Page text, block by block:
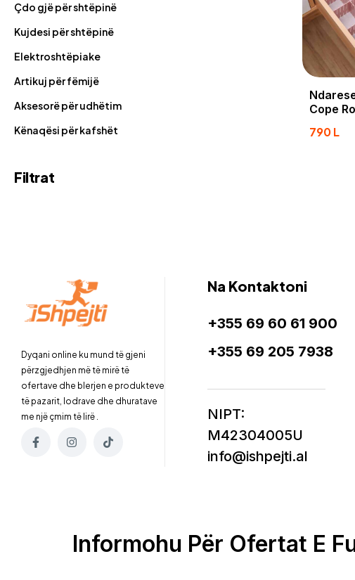
Cope
790L
Çdo gjë për shtëpinë
Kujdesi për shtëpinë
Elektroshtëpiake
Artikuj për fëmijë
Aksesorë për udhëtim
Kënaqësi për kafshët
Filtrat
Dyqani online ku mund të gjeni
përzgjedhjen më të mirë të
ofertave dhe blerjen e produkteve
të pazarit, lodrave dhe dhuratave
me një çmim të lirë .
Na Kontaktoni
+355 69 60 61 900
+355 69 205 7938
NIPT:
M42304005U
info@ishpejti.al
Informohu Për Ofertat E